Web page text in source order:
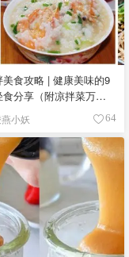
食攻略 | 健康美味的9
分享（附凉拌菜万能
小妖 64